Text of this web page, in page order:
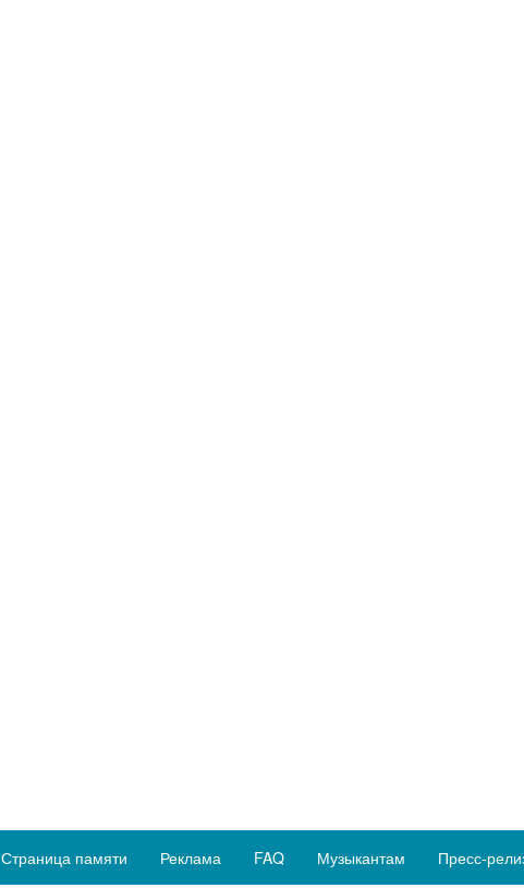
Страница памяти Реклама FAQ Музыкантам Пресс-